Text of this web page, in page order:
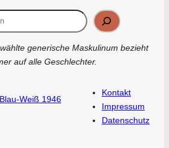
generische Maskulinum bezieht
auf alle Geschlechter.
Weiß 1946
Kontakt
Impressum
Datenschutz